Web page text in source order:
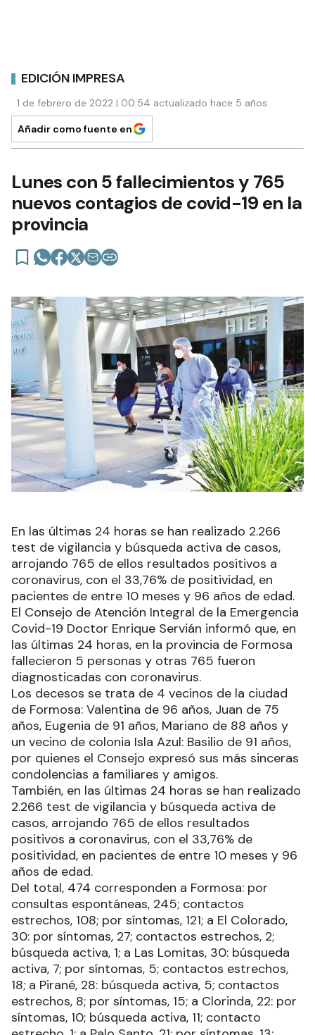
EDICIÓN IMPRESA
1 de febrero de 2022 | 00:54 actualizado hace 5 años
Añadir como fuente en
Lunes con 5 fallecimientos y 765
nuevos contagios de covid-19 en la
provincia
En las últimas 24 horas se han realizado 2.266
test de vigilancia y búsqueda activa de casos,
arrojando 765 de ellos resultados positivos a
coronavirus, con el 33,76% de positividad, en
pacientes de entre 10 meses y 96 años de edad.
El Consejo de Atención Integral de la Emergencia
Covid-19 Doctor Enrique Servián informó que, en
las últimas 24 horas, en la provincia de Formosa
fallecieron 5 personas y otras 765 fueron
diagnosticadas con coronavirus.
Los decesos se trata de 4 vecinos de la ciudad
de Formosa: Valentina de 96 años, Juan de 75
años, Eugenia de 91 años, Mariano de 88 años y
un vecino de colonia Isla Azul: Basilio de 91 años,
por quienes el Consejo expresó sus más sinceras
condolencias a familiares y amigos.
También, en las últimas 24 horas se han realizado
2.266 test de vigilancia y búsqueda activa de
casos, arrojando 765 de ellos resultados
positivos a coronavirus, con el 33,76% de
positividad, en pacientes de entre 10 meses y 96
años de edad.
Del total, 474 corresponden a Formosa: por
consultas espontáneas, 245; contactos
estrechos, 108; por síntomas, 121; a El Colorado,
30: por síntomas, 27; contactos estrechos, 2;
búsqueda activa, 1; a Las Lomitas, 30: búsqueda
activa, 7; por síntomas, 5; contactos estrechos,
18; a Pirané, 28: búsqueda activa, 5; contactos
estrechos, 8; por síntomas, 15; a Clorinda, 22: por
síntomas, 10; búsqueda activa, 11; contacto